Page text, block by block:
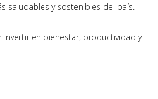
saludables y sostenibles del país.
invertir en bienestar, productividad y